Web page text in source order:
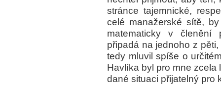
stránce tajemnické,
celé manažerské sítě,
matematicky v členění
připadá na jednoho z
tedy mluvil spíše o
Havlíka byl pro mne
dané situaci přijatelný pro